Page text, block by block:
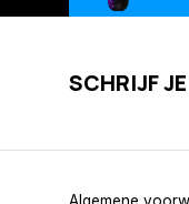
SCHRIJF
Algemene